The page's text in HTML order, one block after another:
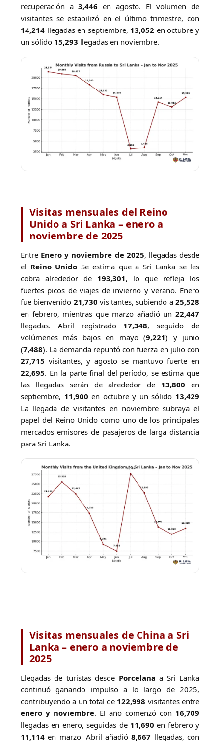
recuperación a3,446 en agosto. El volumen de
visitantes se estabilizó en el último trimestre, con
14,214 llegadas en septiembre, 13,052 en octubre y
un sólido 15,293 llegadas en noviembre.
Visitas mensuales del Reino
Unido a Sri Lanka – enero a
noviembre de 2025
Entre Enero y noviembre de 2025, llegadas desde
el Reino Unido Se estima que a Sri Lanka se les
cobra alrededor de 193,301, lo que refleja los
fuertes picos de viajes de invierno y verano. Enero
fue bienvenido 21,730 visitantes, subiendo a25,528
en febrero, mientras que marzo añadió un 22,447
llegadas. Abril registrado 17,348, seguido de
volúmenes más bajos en mayo (9,221) y junio
(7,488). La demanda repuntó con fuerza en julio con
27,715 visitantes, y agosto se mantuvo fuerte en
22,695. En la parte final del período, se estima que
las llegadas serán de alrededor de 13,800 en
septiembre, 11,900 en octubre y un sólido 13,429
La llegada de visitantes en noviembre subraya el
papel del Reino Unido como uno de los principales
mercados emisores de pasajeros de larga distancia
para Sri Lanka.
Visitas mensuales de China a Sri
Lanka – enero a noviembre de
2025
Llegadas de turistas desde Porcelana a Sri Lanka
continuó ganando impulso a lo largo de 2025,
contribuyendo a un total de 122,998 visitantes entre
enero y noviembre. El año comenzó con 16,709
llegadas en enero, seguidas de 11,690 en febrero y
11,114 en marzo. Abril añadió8,667 llegadas, con